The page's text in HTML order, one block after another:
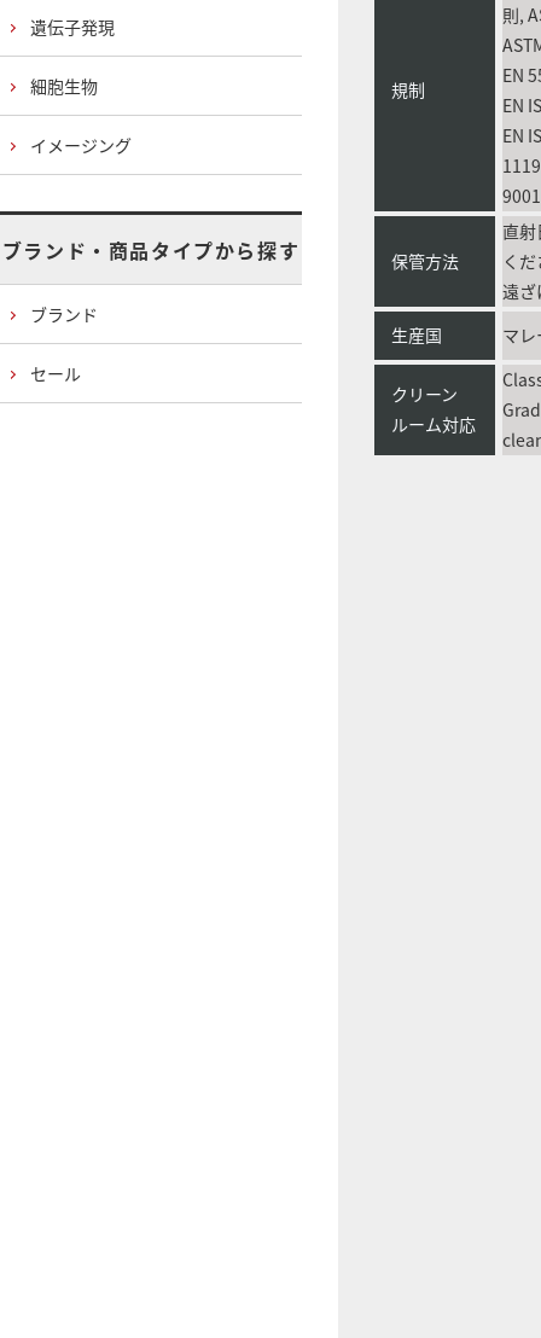
規制
則,
EN
EN
EN
保管方法
直
く
遠
生産国
マ
クリーン
ルーム対応
遺伝子発現
細胞生物
イメージング
ブランド・商品タイプから探す
ブランド
セール